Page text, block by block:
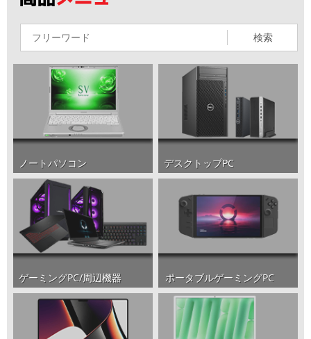
検索
ノートパソコン デスクトップPC
ゲーミングPC/周辺機器 ポータブルゲーミングPC